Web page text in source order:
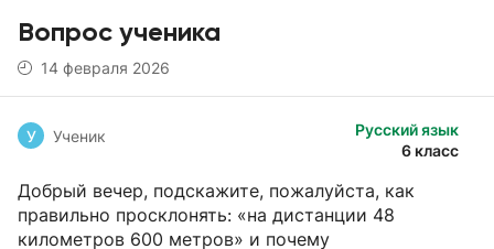
Вопрос ученика
14 февраля 2026
Русский язык
6 класс
У Ученик
Добрый вечер, подскажите, пожалуйста, как
правильно просклонять: «на дистанции 48
километров 600 метров» и почему